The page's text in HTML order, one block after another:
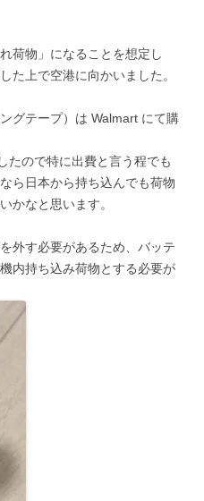
荷物」になることを想定し
た上で空港に向かいました。
グテープ）は Walmart にて購
たので特に出費と言う程でも
ら日本から持ち込んでも荷物
かなと思います。
外す必要があるため、バッテ
内持ち込み荷物とする必要が